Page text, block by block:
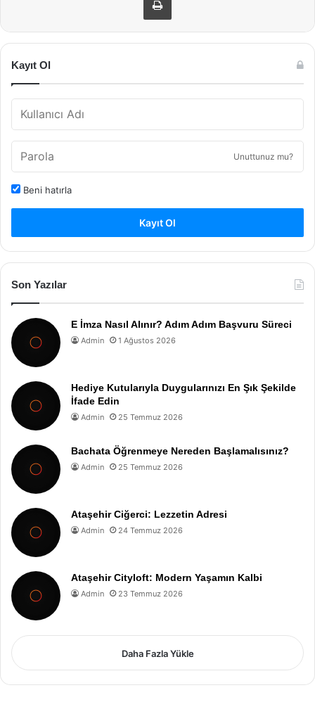
Kayıt Ol
Unuttunuz mu?
Beni hatırla
Kayıt Ol
Son Yazılar
E İmza Nasıl Alınır? Adım Adım Başvuru Süreci
Admin 1 Ağustos 2026
Hediye Kutularıyla Duygularınızı En Şık Şekilde
İfade Edin
Admin 25 Temmuz 2026
Bachata Öğrenmeye Nereden Başlamalısınız?
Admin 25 Temmuz 2026
Ataşehir Ciğerci: Lezzetin Adresi
Admin 24 Temmuz 2026
Ataşehir Cityloft: Modern Yaşamın Kalbi
Admin 23 Temmuz 2026
Daha Fazla Yükle